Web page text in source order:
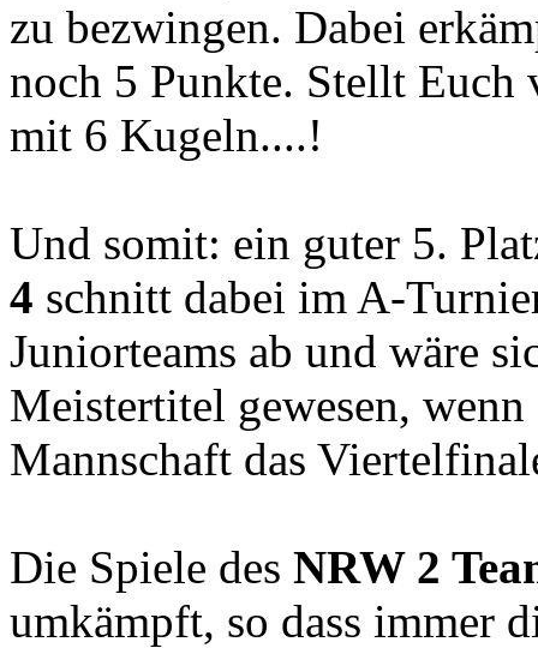
zu bezwingen. Dabei
noch 5 Punkte. Stellt Euch
mit 6 Kugeln....!
Und somit: ein guter 5.
4 schnitt dabei im A-
Juniorteams ab und wäre
Meistertitel gewesen,
Mannschaft das
Die Spiele des NRW 2
umkämpft, so dass immer